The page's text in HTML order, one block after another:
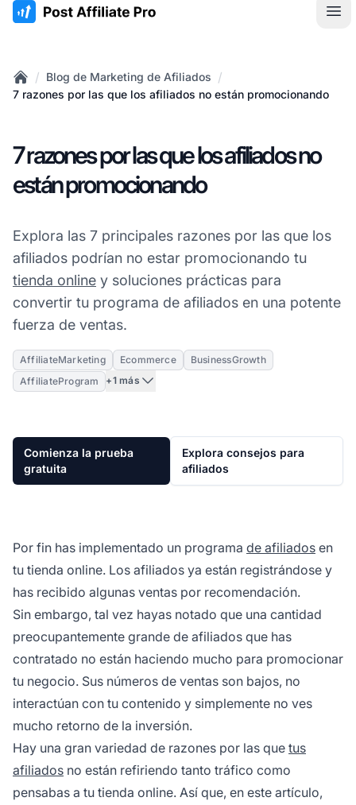
:site.title
Home
/ Blog de Marketing de Afiliados /
7 razones por las que los afiliados no están promocionando
7 razones por las que los afiliados no
están promocionando
Explora las 7 principales razones por las que los
afiliados podrían no estar promocionando tu
tienda online y soluciones prácticas para
convertir tu programa de afiliados en una potente
fuerza de ventas.
AffiliateMarketing Ecommerce
BusinessGrowth
AffiliateProgram
+1 más
Comienza la prueba
gratuita
Explora consejos para
afiliados
Por fin has implementado un programa de afiliados en
tu tienda online. Los afiliados ya están registrándose y
has recibido algunas ventas por recomendación.
Sin embargo, tal vez hayas notado que una cantidad
preocupantemente grande de afiliados que has
contratado no están haciendo mucho para promocionar
tu negocio. Sus números de ventas son bajos, no
interactúan con tu contenido y simplemente no ves
mucho retorno de la inversión.
Hay una gran variedad de razones por las que tus
afiliados no están refiriendo tanto tráfico como
pensabas a tu tienda online. Así que, en este artículo,